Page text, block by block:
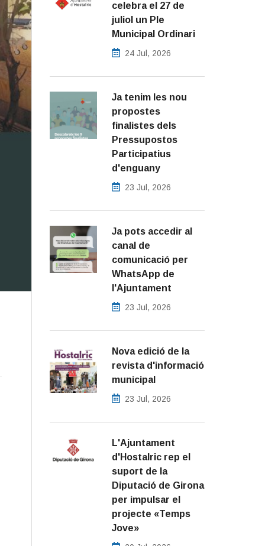
celebra el 27 de
juliol un Ple
Municipal Ordinari
24 Jul, 2026
Ja tenim les nou
propostes
finalistes dels
Pressupostos
Participatius
d'enguany
23 Jul, 2026
Ja pots accedir al
canal de
comunicació per
WhatsApp de
l'Ajuntament
23 Jul, 2026
Nova edició de la
revista d'informació
municipal
23 Jul, 2026
L'Ajuntament
d'Hostalric rep el
suport de la
Diputació de Girona
per impulsar el
projecte «Temps
Jove»